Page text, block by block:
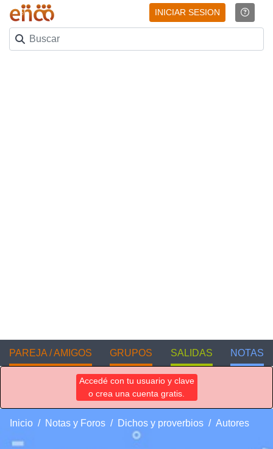
INICIAR SESION
PAREJA / AMIGOS GRUPOS SALIDAS NOTAS
Accedé con tu usuario y clave
o crea una cuenta gratis.
Inicio Notas y Foros Dichos y proverbios Autores